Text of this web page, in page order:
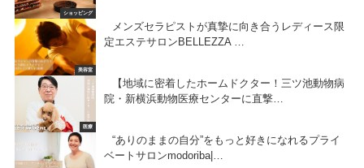
ショッピング
美容室
メンズセラピストが真摯に向き合うレディース限
定エステサロンBELLEZZA …
医療
【地域に密着したホームドクター！三ツ池動物病
院・新横浜動物医療センターに直撃…
“ありのままの自分”をもっと好きになれるプライ
ベートサロンmodoriba|…